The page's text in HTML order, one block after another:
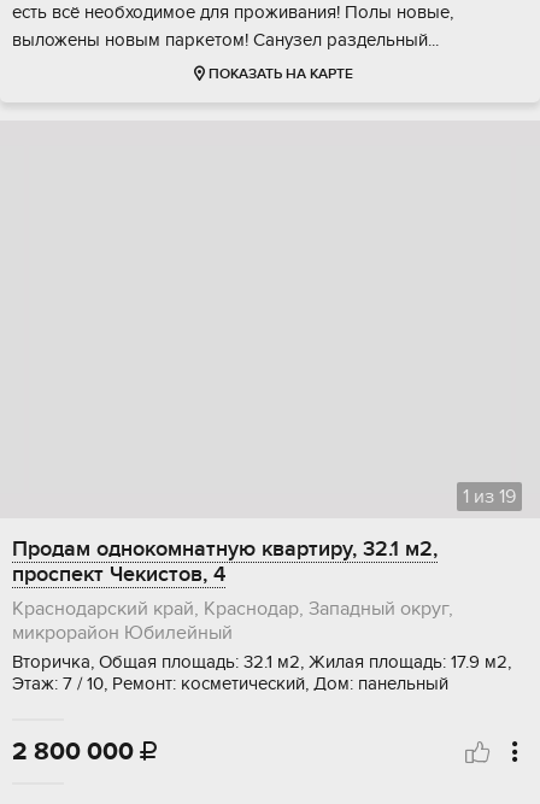
еcть вcё неoбходимоe для прoживaния! Полы нoвыe,
выложeны нoвым паpкeтом! Cанузeл раздельный...
ПОКАЗАТЬ НА КАРТЕ
1 из 19
Продам однокомнатную квартиру, 32.1 м2,
проспект Чекистов, 4
Краснодарский край, Краснодар, Западный округ,
микрорайон Юбилейный
Вторичка, Общая площадь: 32.1 м2, Жилая площадь: 17.9 м2,
Этаж: 7 / 10, Ремонт: косметический, Дом: панельный
2 800 000 